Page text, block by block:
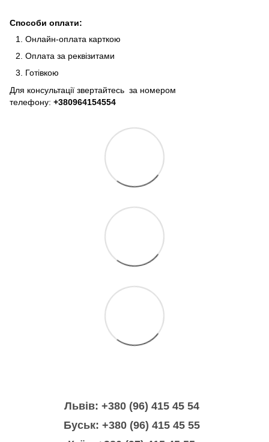
Способи оплати:
Онлайн-оплата карткою
Оплата за реквізитами
Готівкою
Для консультації звертайтесь за номером
телефону: +380964154554
Львів: +380 (96) 415 45 54
Буськ: +380 (96) 415 45 55